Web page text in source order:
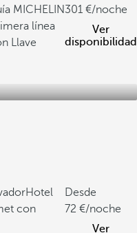
MICHELIN
línea
Llave
301
/noche
Ver
disponibilidad
Hotel
con
Desde
72
/noche
Ver